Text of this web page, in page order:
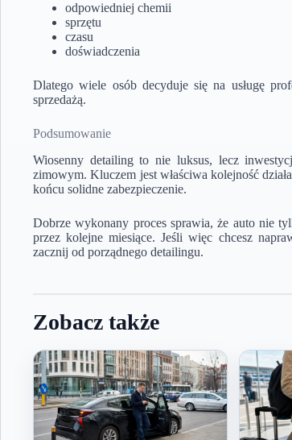
odpowiedniej chemii
sprzętu
czasu
doświadczenia
Dlatego wiele osób decyduje się na usługę
sprzedażą.
Podsumowanie
Wiosenny detailing to nie luksus, lecz
zimowym. Kluczem jest właściwa kolejność
końcu solidne zabezpieczenie.
Dobrze wykonany proces sprawia, że auto nie
przez kolejne miesiące. Jeśli więc chcesz
zacznij od porządnego detailingu.
Zobacz także